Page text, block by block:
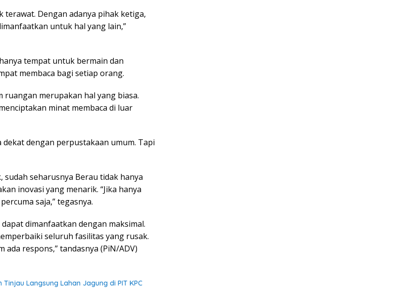
terawat. Dengan adanya pihak ketiga,
untuk hal yang lain,”
tempat untuk bermain dan
membaca bagi setiap orang.
ruangan merupakan hal yang biasa.
minat membaca di luar
dekat dengan perpustakaan umum. Tapi
sudah seharusnya Berau tidak hanya
inovasi yang menarik. “Jika hanya
saja,” tegasnya.
dimanfaatkan dengan maksimal.
seluruh fasilitas yang rusak.
ada respons,” tandasnya (PiN/ADV)
Langsung Lahan Jagung di PIT KPC